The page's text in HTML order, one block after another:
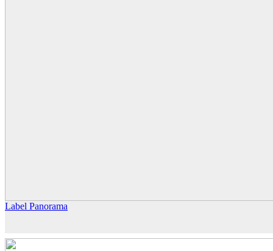
Label Panorama